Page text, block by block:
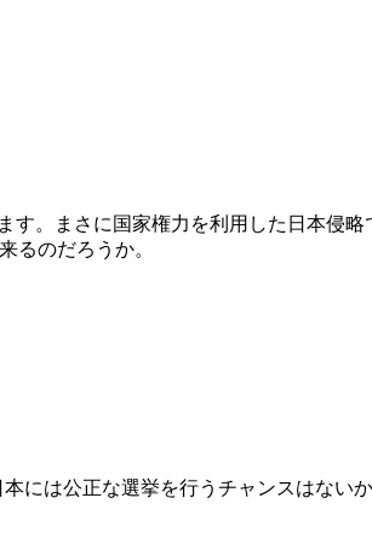
。まさに国家権力を利用した日本侵略
るのだろうか。
には公正な選挙を行うチャンスはない